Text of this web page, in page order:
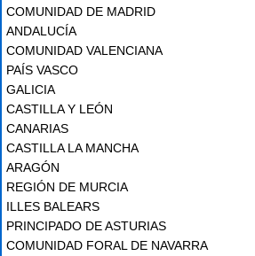
COMUNIDAD DE MADRID
ANDALUCÍA
COMUNIDAD VALENCIANA
PAÍS VASCO
GALICIA
CASTILLA Y LEÓN
CANARIAS
CASTILLA LA MANCHA
ARAGÓN
REGIÓN DE MURCIA
ILLES BALEARS
PRINCIPADO DE ASTURIAS
COMUNIDAD FORAL DE NAVARRA